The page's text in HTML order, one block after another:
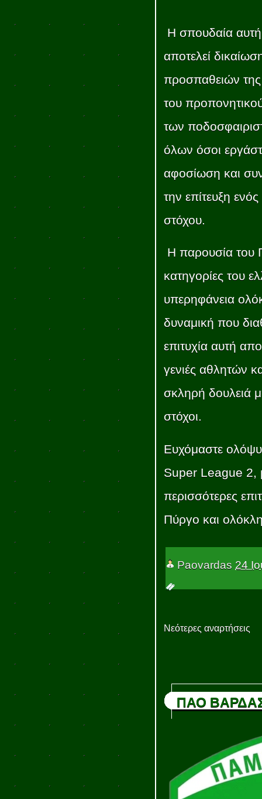
Η σπουδαία αυτή
αποτελεί
προσπαθειών της
του
των
όλων όσοι
αφοσίωση και
την επίτευξη
στόχου.
Η παρουσία του
κατηγορίες του
υπερηφάνεια
δυναμική που
επιτυχία αυτή
γενιές αθλητών
σκληρή δουλειά
στόχοι.
Ευχόμαστε
Super League 2,
περισσότερες
Πύργο και
Paovardas 24
Νεότερες αναρτήσεις
ΠΑΟ